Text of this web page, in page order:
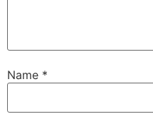
Name *